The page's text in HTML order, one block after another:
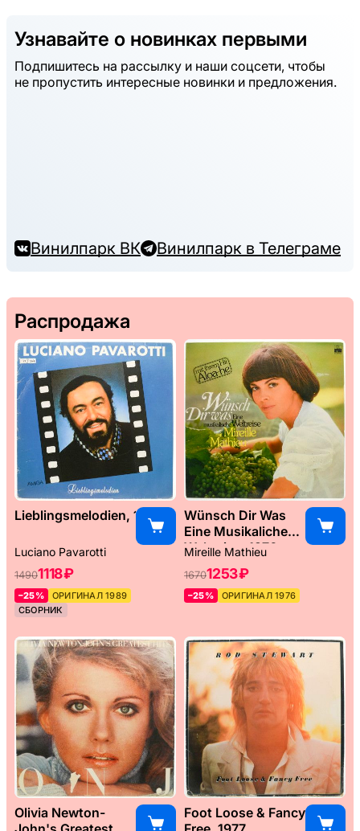
Узнавайте о новинках первыми
Подпишитесь на рассылку и наши соцсети, чтобы
не пропустить интересные новинки и предложения.
Винилпарк ВК Винилпарк в Телеграме
Распродажа
Lieblingsmelodien, 1989
Luciano Pavarotti
14901118 ₽
–25%
ОРИГИНАЛ 1989
СБОРНИК
Wünsch Dir Was
Eine Musikaliche
Weltreise, 1976
Mireille Mathieu
16701253 ₽
–25% ОРИГИНАЛ 1976
Olivia Newton-
Foot Loose & Fancy